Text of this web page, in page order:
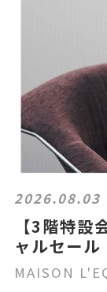
2026.08.03
【3階特設
ャルセール
MAISON